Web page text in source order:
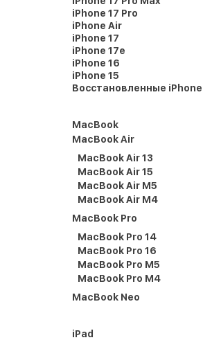
iPhone 17 Pro
iPhone Air
iPhone 17
iPhone 17e
iPhone 16
iPhone 15
Восстановленные iPhone
MacBook
MacBook Air
MacBook Air 13
MacBook Air 15
MacBook Air M5
MacBook Air M4
MacBook Pro
MacBook Pro 14
MacBook Pro 16
MacBook Pro M5
MacBook Pro M4
MacBook Neo
iPad